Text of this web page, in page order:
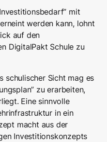
mit
werden kann, lohnt
auf den
DigitalPakt Schule zu
schulischer Sicht mag es
zu erarbeiten,
Eine sinnvolle
in ein
macht aus der
Investitionskonzepts